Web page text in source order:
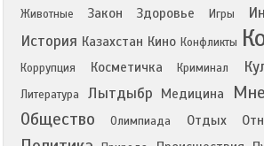
Животные
Закон Здоровье Игры
История Казахстан Кино Конфликты
Коррупция Косметичка Криминал
Литература Лытдыбр Медицина
Общество Олимпиада Отдых